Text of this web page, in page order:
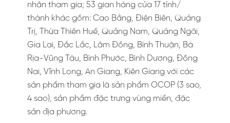
nhân tham gia; 53 gian hàng của 17 tỉnh/
thành khác gồm: Cao Bằng, Điện Biên, Quảng
Trị, Thừa Thiên Huế, Quảng Nam, Quảng Ngãi,
Gia Lai, Đắc Lắc, Lâm Đồng, Bình Thuận, Bà
Rịa-Vũng Tàu, Bình Phước, Bình Dương, Đồng
Nai, Vĩnh Long, An Giang, Kiên Giang với các
sản phẩm tham gia là sản phẩm OCOP (3 sao,
4 sao), sản phẩm đặc trưng vùng miền, đặc
sản địa phương.